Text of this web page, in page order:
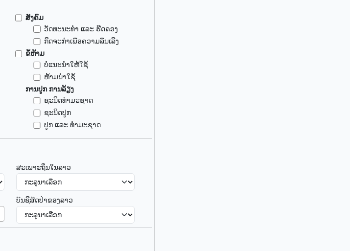
ສັງຄົມ
ວັດທະນະທຳ ແລະ ຮີດຄອງ
ກິດຈະກໍາເພື່ອຄວາມລື່ນເລີງ
ຂໍ້ຫ້າມ
ບໍ່ແນະນຳໃຫ້ໃຊ້
ຫ້າມນຳໃຊ້
ການປູກ ການລ້ຽງ
ຊະນິດທຳມະຊາດ
ຊະນິດປູກ
ປູກ ແລະ ທຳມະຊາດ
ສະເພາະຖິ່ນໃນລາວ
ບັນຊີສັດປ່າຂອງລາວ